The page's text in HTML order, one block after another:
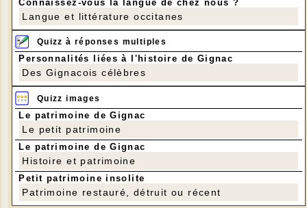
Connaissez-vous la langue de chez nous ?
Langue et littérature occitanes
Quizz à réponses multiples
Personnalités liées à l'histoire de Gignac
Des Gignacois célèbres
Quizz images
Le patrimoine de Gignac
Le petit patrimoine
Le patrimoine de Gignac
Histoire et patrimoine
Petit patrimoine insolite
Patrimoine restauré, détruit ou récent